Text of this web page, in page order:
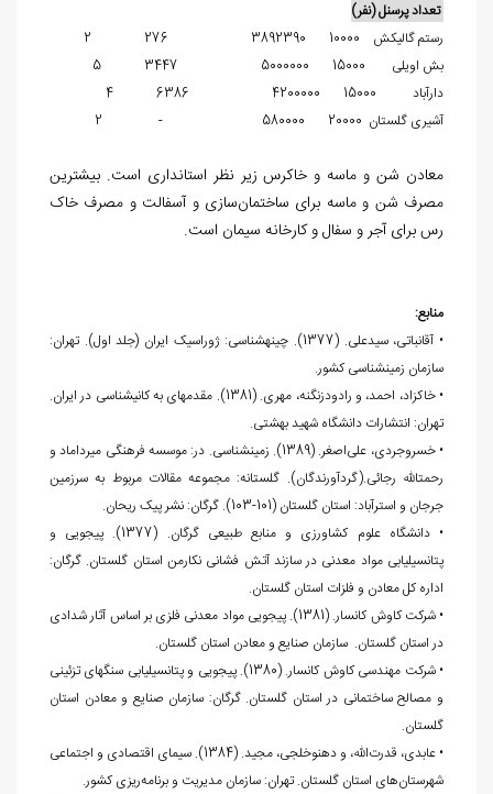
تعداد پرسنل (نفر)
رستم گالیکش 10000 3892390 276 2
بش اویلی 15000 5000000 3447 5
دارآباد 15000 4200000 6386 4
آشیری گلستان 20000 580000 - 2
معادن شن و ماسه و خاک‏رس زیر نظر استانداری است. بیشترین
مصرف شن و ماسه برای ساختمان‌سازی و آسفالت و مصرف خاک
‏رس برای آجر و سفال و کارخانه سیمان است.
منابع:
• آقانباتی، سیدعلی. (1377). چینه‏شناسی: ژوراسیک ایران (جلد اول). تهران:
سازمان زمین‎شناسی کشور.
• خاکزاد، احمد، و رادودزنگنه، مهری. (1381). مقدمه‎ای به کانی‏شناسی در ایران.
تهران: انتشارات دانشگاه شهید بهشتی.
• خسروجردی، علی‌اصغر. (1389). زمین‏شناسی. در: موسسه فرهنگی میرداماد و
رحمت‏الله رجائی.(گردآورندگان). گلستانه: مجموعه مقالات مربوط به سرزمین
جرجان و استرآباد: استان گلستان (101-103). گرگان: نشر پیک ریحان.
• دانشگاه علوم کشاورزی و منابع طبیعی گرگان. (1377). پی‏جویی و
پتانسیل‏یابی مواد معدنی در سازند آتش فشانی نکارمن استان گلستان. گرگان:
اداره کل معادن و فلزات استان گلستان.
• شرکت کاوش کانسار. (1381). پی‏جویی مواد معدنی فلزی بر اساس آثار شدادی
در استان گلستان. سازمان صنایع و معادن استان گلستان.
• شرکت مهندسی کاوش کانسار. (1380). پی‏جویی و پتانسیل‎یابی سنگ‎های تزئینی
و مصالح ساختمانی در استان گلستان. گرگان: سازمان صنایع و معادن استان
گلستان.
• عابدی، قدرت‌الله، و دهنوخلجی، مجید. (1384). سیمای اقتصادی و اجتماعی
شهرستان‌های استان گلستان. تهران: سازمان مدیریت و برنامه‌ریزی کشور.